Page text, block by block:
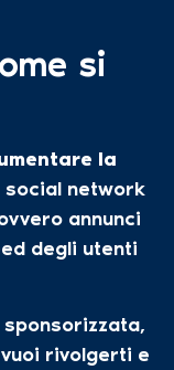
si
la
social network
annunci
degli utenti
rivolgerti e